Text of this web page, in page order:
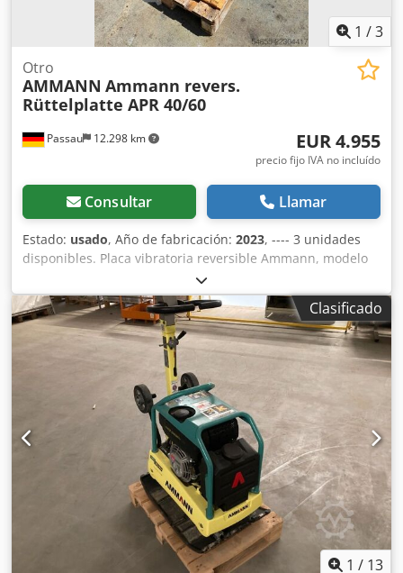
1 /3
Passau 12.298 km
Otro
AMMANN Ammann revers.
Rüttelplatte APR 40/60
EUR 4.955
precio fijo IVA no incluído
Consultar Llamar
Estado: usado, Año de fabricación: 2023, ---- 3 unidades
disponibles. Placa vibratoria reversible Ammann, modelo
APR 40/60 N.º de equipo: 100563147 Año de fabricación:
2023 Dwjdpfszkzzbjx Am Roa Placa vibratoria reversible
Ammann, modelo APR 40/60 N.º de equipo: 100563148 Año
de fabricación: 2023 Datos técnicos: Motor: Hatz / Diésel
Peso de la máquina: 284 kg Anchura de compactación: 600
Clasificado
1 / 13